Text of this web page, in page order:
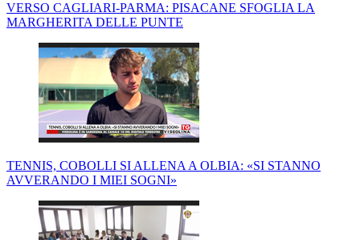
VERSO CAGLIARI-PARMA: PISACANE SFOGLIA LA
MARGHERITA DELLE PUNTE
TENNIS, COBOLLI SI ALLENA A OLBIA: «SI STANNO
AVVERANDO I MIEI SOGNI»